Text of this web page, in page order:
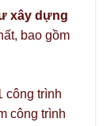
xây dựng
bao gồm
công trình
công trình